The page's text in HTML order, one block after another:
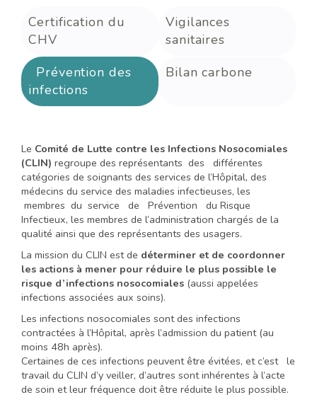
Certification du
CHV
Vigilances
sanitaires
Prévention des
infections
Bilan carbone
Le Comité de Lutte contre les Infections Nosocomiales
(CLIN) regroupe des représentants des différentes
catégories de soignants des services de l’Hôpital, des
médecins du service des maladies infectieuses, les
membres du service de Prévention du Risque
Infectieux, les membres de l’administration chargés de la
qualité ainsi que des représentants des usagers.
La mission du CLIN est de déterminer et de coordonner
les actions à mener pour réduire le plus possible le
risque d’infections nosocomiales (aussi appelées
infections associées aux soins).
Les infections nosocomiales sont des infections
contractées à l’Hôpital, après l’admission du patient (au
moins 48h après).
Certaines de ces infections peuvent être évitées, et c’est le
travail du CLIN d’y veiller, d’autres sont inhérentes à l’acte
de soin et leur fréquence doit être réduite le plus possible.